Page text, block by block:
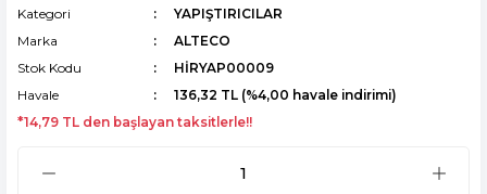
Kategori
YAPIŞTIRICILAR
Marka
ALTECO
Stok Kodu
HİRYAP00009
Havale
136,32 TL (%4,00 havale indirimi)
*14,79 TL den başlayan taksitlerle!!